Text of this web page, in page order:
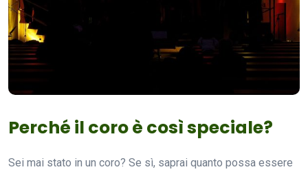
Perché il coro è così speciale?
Sei mai stato in un coro? Se sì, saprai quanto possa essere